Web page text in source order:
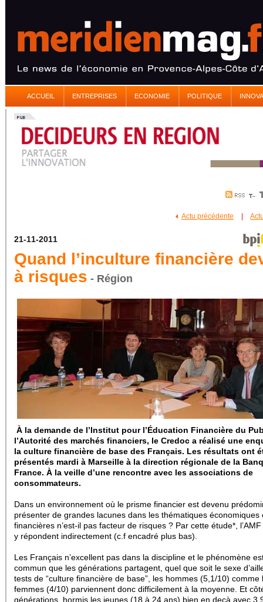
ACCUEIL ENTREPRISES ECONOMIE POLITIQUE
Actu précédente
21-11-2011
Quand l’inculture financière
à risques - Région
À la demande de l’Institut pour l’Éducation Financière du
l’Autorité des marchés financiers, le Credoc a réalisé une
la culture financière de base des Français. Les résultats ont
présentés mardi à Marseille à la direction régionale de la
France. À la veille d’une rencontre avec les associations de
consommateurs.
Dans un environnement où le prisme financier est devenu
présenter de grandes lacunes dans les thématiques économiques
financières n’est-il pas facteur de risques ? Par cette étude*, l’AMF
y répondent indirectement (c.f encadré plus bas).
Les Français n’excellent pas dans la discipline et le phénomène
commun que les générations partagent, quel que soit le sexe
tests de “culture financière de base”, les hommes (5,1/10) comme
femmes (4/10) parviennent donc difficilement à la moyenne. Et
générations, hormis les jeunes (18 à 24 ans) bien en deçà avec